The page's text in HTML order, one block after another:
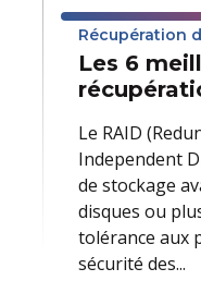
Récupération
Les 6
Le RAID
Independent
de stockage
disques ou
tolérance aux
sécurité des...